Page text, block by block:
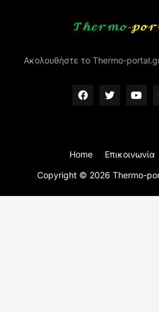
Ακολουθήστε το Thermo-
Copyright © 2026 Thermo-
Home Επικοινωνία